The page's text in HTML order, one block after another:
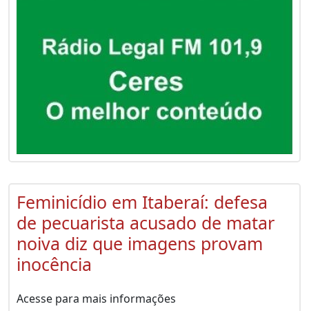
Feminicídio em Itaberaí: defesa
de pecuarista acusado de matar
noiva diz que imagens provam
inocência
Acesse para mais informações